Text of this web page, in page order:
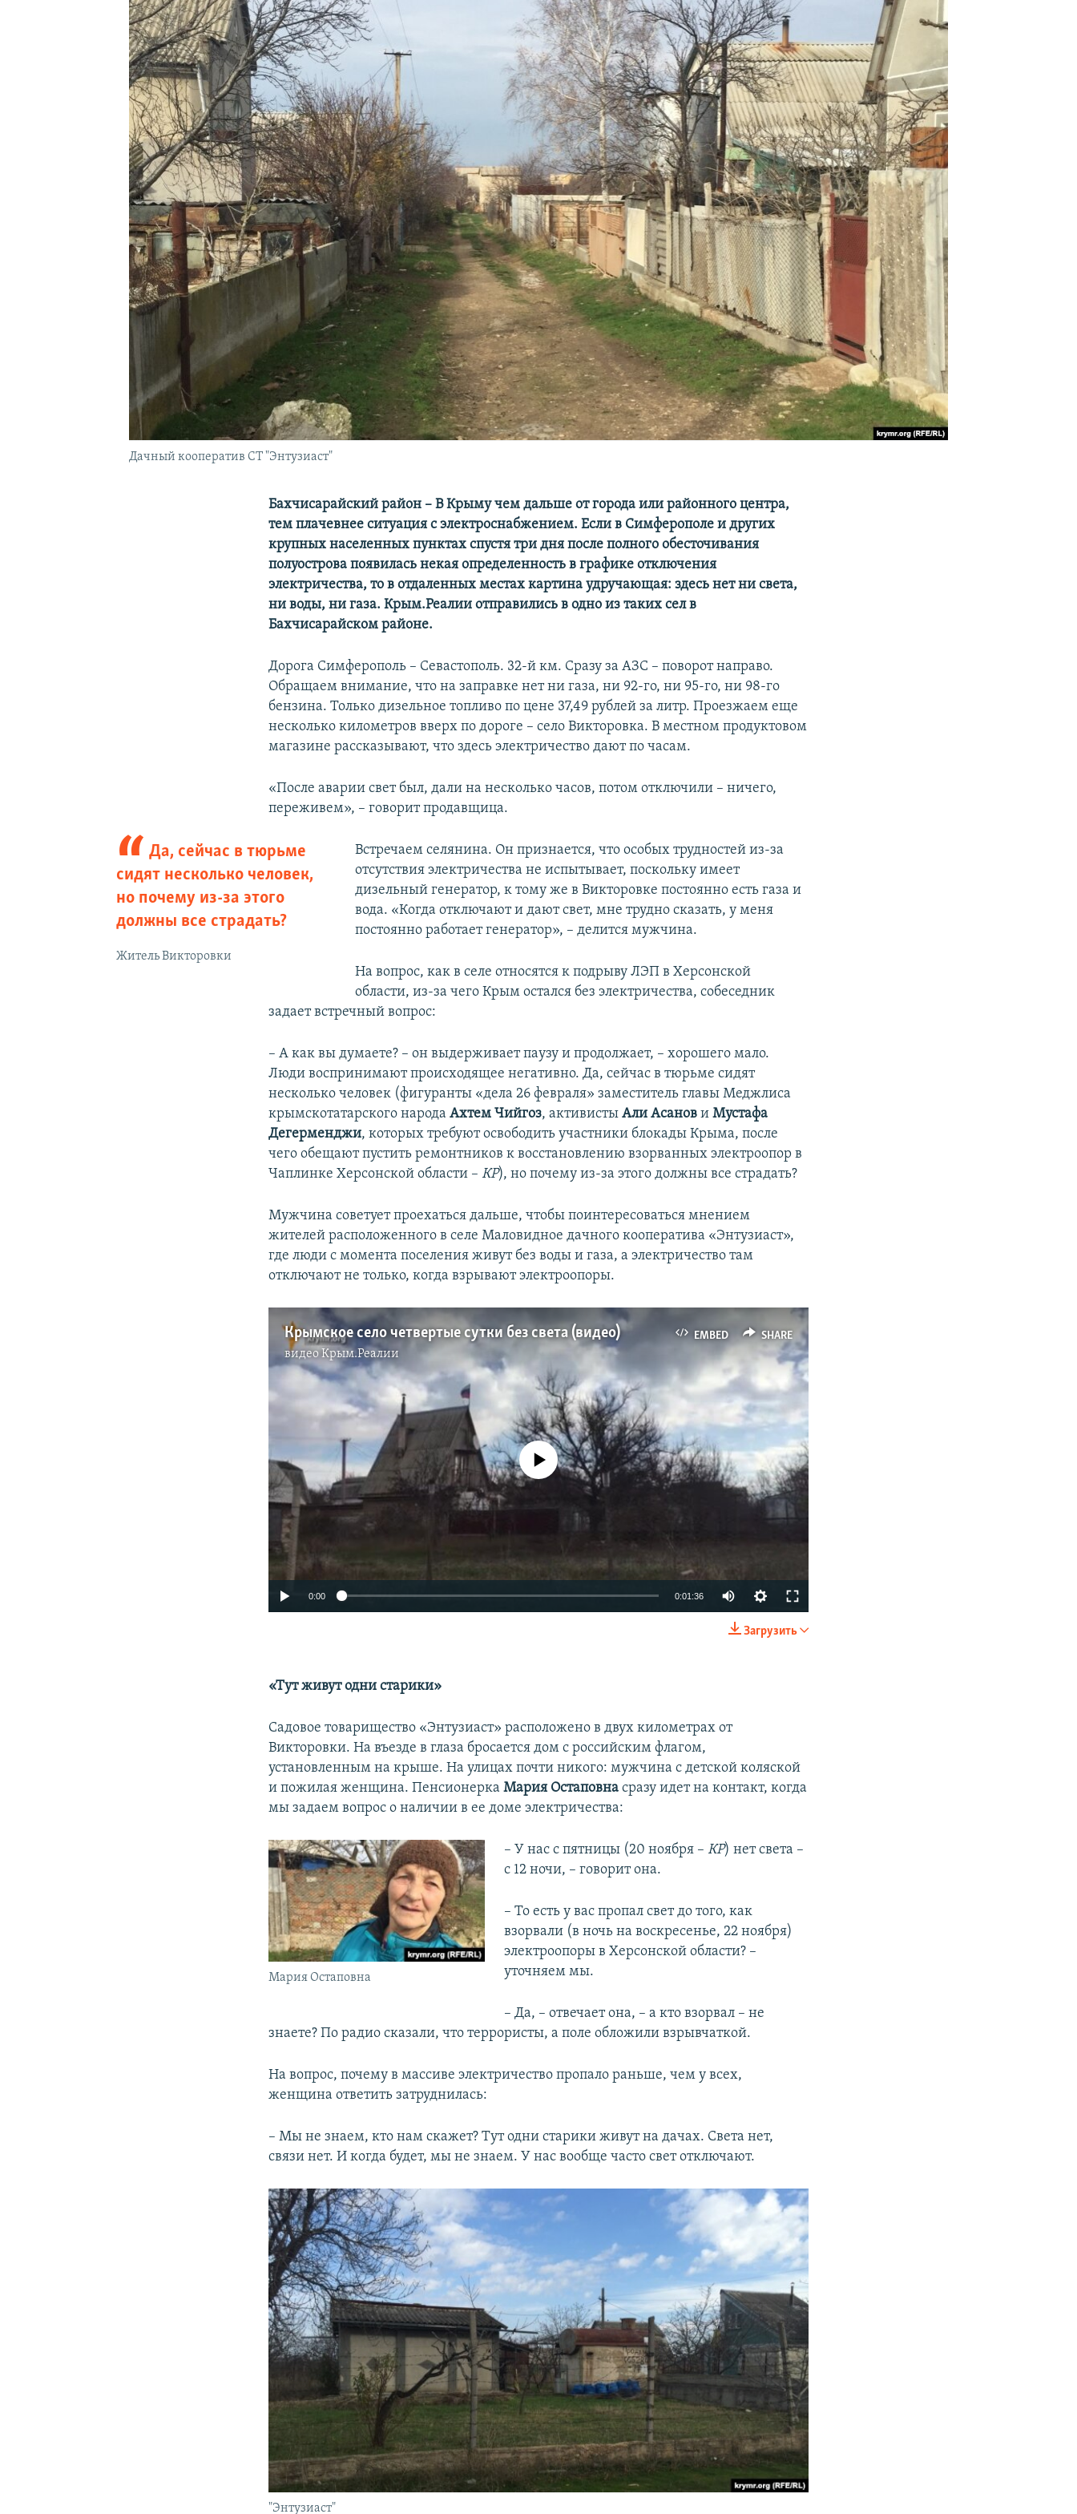
КРЫМ.НЕПОКОРЕННЫЙ
УКРАИНСКАЯ ПРОБЛЕМА КРЫМА
Дачный кооператив СТ "Энтузиаст"
Бахчисарайский район – В Крыму чем дальше от города или районного центра,
тем плачевнее ситуация с электроснабжением. Если в Симферополе и других
крупных населенных пунктах спустя три дня после полного обесточивания
полуострова появилась некая определенность в графике отключения
электричества, то в отдаленных местах картина удручающая: здесь нет ни света,
ни воды, ни газа. Крым.Реалии отправились в одно из таких сел в
Бахчисарайском районе.
Дорога Симферополь – Севастополь. 32-й км. Сразу за АЗС – поворот направо.
Обращаем внимание, что на заправке нет ни газа, ни 92-го, ни 95-го, ни 98-го
бензина. Только дизельное топливо по цене 37,49 рублей за литр. Проезжаем еще
несколько километров вверх по дороге – село Викторовка. В местном продуктовом
магазине рассказывают, что здесь электричество дают по часам.
«После аварии свет был, дали на несколько часов, потом отключили – ничего,
переживем», – говорит продавщица.
Да, сейчас в тюрьме
сидят несколько человек,
но почему из-за этого
должны все страдать?
Житель Викторовки
Встречаем селянина. Он признается, что особых трудностей из-за
отсутствия электричества не испытывает, поскольку имеет
дизельный генератор, к тому же в Викторовке постоянно есть газа и
вода. «Когда отключают и дают свет, мне трудно сказать, у меня
постоянно работает генератор», – делится мужчина.
На вопрос, как в селе относятся к подрыву ЛЭП в Херсонской
области, из-за чего Крым остался без электричества, собеседник
задает встречный вопрос:
– А как вы думаете? – он выдерживает паузу и продолжает, – хорошего мало.
Люди воспринимают происходящее негативно. Да, сейчас в тюрьме сидят
несколько человек (фигуранты «дела 26 февраля» заместитель главы Меджлиса
крымскотатарского народаАхтем Чийгоз, активистыАли Асанов иМустафа
Дегерменджи, которых требуют освободить участники блокады Крыма, после
чего обещают пустить ремонтников к восстановлению взорванных электроопор в
Чаплинке Херсонской области –КР), но почему из-за этого должны все страдать?
Мужчина советует проехаться дальше, чтобы поинтересоваться мнением
жителей расположенного в селе Маловидное дачного кооператива «Энтузиаст»,
где люди с момента поселения живут без воды и газа, а электричество там
отключают не только, когда взрывают электроопоры.
EMBED SHARE
Крымское село четвертые сутки без света (видео)
видеоКрым.Реалии
SHARE
No media source currently available
0:00 0:01:36
Загрузить
«Тут живут одни старики»
Садовое товарищество «Энтузиаст» расположено в двух километрах от
Викторовки. На въезде в глаза бросается дом с российским флагом,
установленным на крыше. На улицах почти никого: мужчина с детской коляской
и пожилая женщина. ПенсионеркаМария Остаповна сразу идет на контакт, когда
мы задаем вопрос о наличии в ее доме электричества:
Мария Остаповна
– У нас с пятницы (20 ноября – КР) нет света –
с 12 ночи, – говорит она.
– То есть у вас пропал свет до того, как
взорвали (в ночь на воскресенье, 22 ноября)
электроопоры в Херсонской области? –
уточняем мы.
– Да, – отвечает она, – а кто взорвал – не
знаете? По радио сказали, что террористы, а поле обложили взрывчаткой.
На вопрос, почему в массиве электричество пропало раньше, чем у всех,
женщина ответить затруднилась:
– Мы не знаем, кто нам скажет? Тут одни старики живут на дачах. Света нет,
связи нет. И когда будет, мы не знаем. У нас вообще часто свет отключают.
"Энтузиаст"